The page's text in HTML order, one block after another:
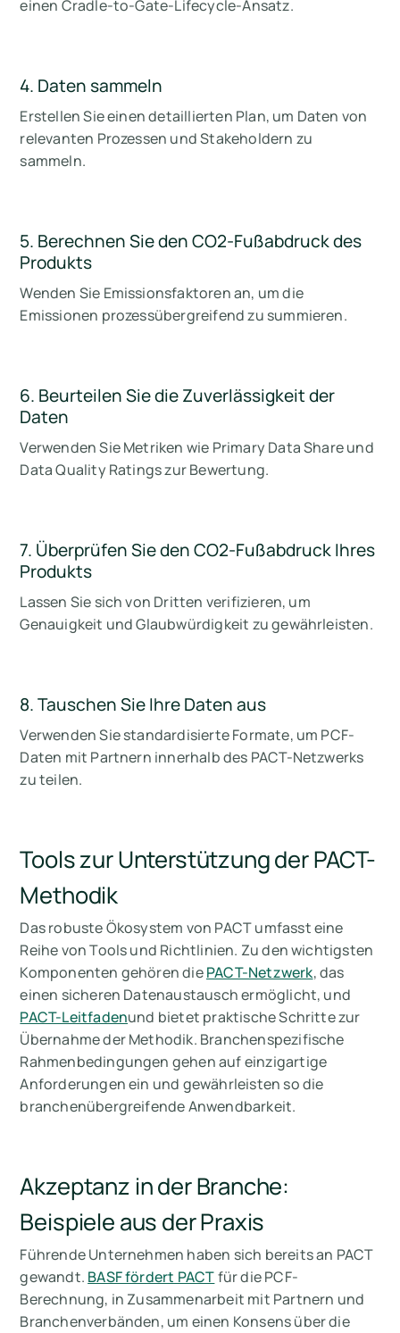
einen Cradle-to-Gate-Lifecycle-Ansatz.
4. Daten sammeln
Erstellen Sie einen detaillierten Plan, um Daten von
relevanten Prozessen und Stakeholdern zu
sammeln.
5. Berechnen Sie den CO2-Fußabdruck des
Produkts
Wenden Sie Emissionsfaktoren an, um die
Emissionen prozessübergreifend zu summieren.
6. Beurteilen Sie die Zuverlässigkeit der
Daten
Verwenden Sie Metriken wie Primary Data Share und
Data Quality Ratings zur Bewertung.
7. Überprüfen Sie den CO2-Fußabdruck Ihres
Produkts
Lassen Sie sich von Dritten verifizieren, um
Genauigkeit und Glaubwürdigkeit zu gewährleisten.
8. Tauschen Sie Ihre Daten aus
Verwenden Sie standardisierte Formate, um PCF-
Daten mit Partnern innerhalb des PACT-Netzwerks
zu teilen.
Tools zur Unterstützung der PACT-
Methodik
Das robuste Ökosystem von PACT umfasst eine
Reihe von Tools und Richtlinien. Zu den wichtigsten
Komponenten gehören diePACT-Netzwerk, das
einen sicheren Datenaustausch ermöglicht, und
PACT-Leitfadenund bietet praktische Schritte zur
Übernahme der Methodik. Branchenspezifische
Rahmenbedingungen gehen auf einzigartige
Anforderungen ein und gewährleisten so die
branchenübergreifende Anwendbarkeit.
Akzeptanz in der Branche:
Beispiele aus der Praxis
Führende Unternehmen haben sich bereits an PACT
gewandt. BASF fördert PACTfür die PCF-
Berechnung, in Zusammenarbeit mit Partnern und
Branchenverbänden, um einen Konsens über die